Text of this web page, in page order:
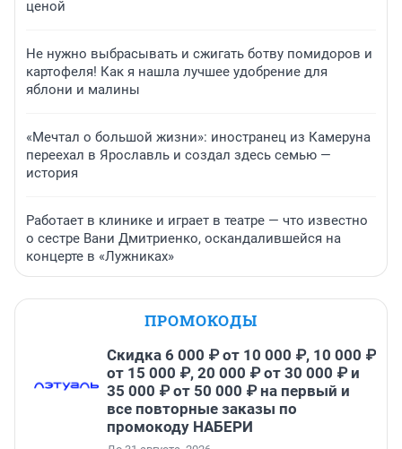
ценой
Не нужно выбрасывать и сжигать ботву помидоров и
картофеля! Как я нашла лучшее удобрение для
яблони и малины
«Мечтал о большой жизни»: иностранец из Камеруна
переехал в Ярославль и создал здесь семью —
история
Работает в клинике и играет в театре — что известно
о сестре Вани Дмитриенко, оскандалившейся на
концерте в «Лужниках»
ПРОМОКОДЫ
Скидка 6 000 ₽ от 10 000 ₽, 10 000 ₽
от 15 000 ₽, 20 000 ₽ от 30 000 ₽ и
35 000 ₽ от 50 000 ₽ на первый и
все повторные заказы по
промокоду НАБЕРИ